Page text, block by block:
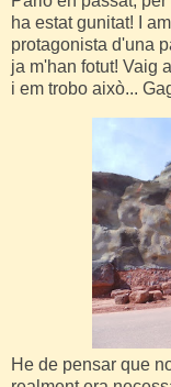
ha estat gunitat! I
protagonista d'una
ja m'han fotut! Vaig
i em trobo això...
He de pensar que